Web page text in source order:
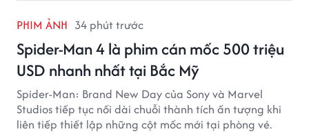
PHIM ẢNH 34 phút trước
Spider-Man 4 là phim cán mốc 500 triệu
USD nhanh nhất tại Bắc Mỹ
Spider-Man: Brand New Day của Sony và Marvel
Studios tiếp tục nối dài chuỗi thành tích ấn tượng khi
liên tiếp thiết lập những cột mốc mới tại phòng vé.